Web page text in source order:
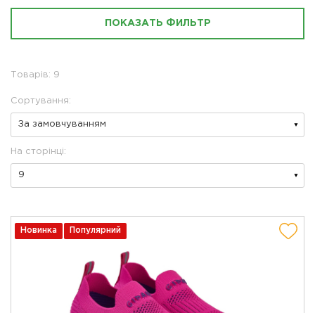
ПОКАЗАТЬ ФИЛЬТР
Товарів: 9
Сортування:
На сторінці:
Новинка Популярний